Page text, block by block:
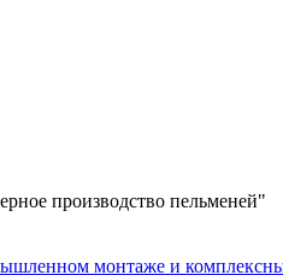
производство пельменей"
монтаже и